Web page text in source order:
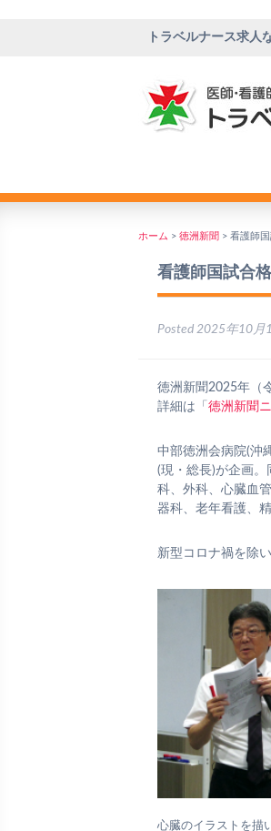
トラベルナース求
ホーム > 徳洲新聞 > 看護師
看護師国試合
Posted 2025年10月
徳洲新聞2025年（
詳細は「 徳洲新聞
中部徳洲会病院(沖
(現・総長)が企画
科、外科、心臓血
器科、老年看護、
新型コロナ禍を除
心臓のイラストを描